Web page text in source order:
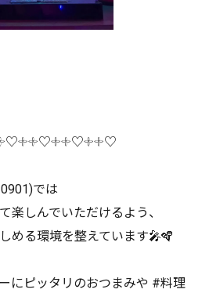
では
楽しんでいただけるよう、
める環境を整えています🎤🪇
にピッタリのおつまみや #料理